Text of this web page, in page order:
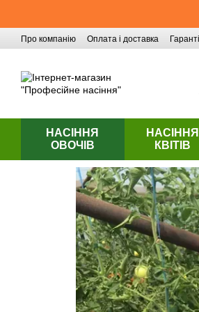
Про компанію Оплата і доставка
НАСІННЯ
ОВОЧІВ
НАСІННЯ
КВІТІВ